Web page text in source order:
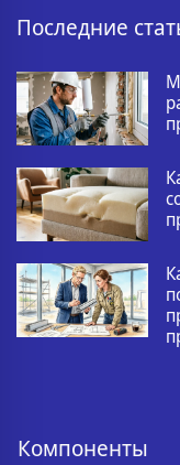
Последние
Компоненты